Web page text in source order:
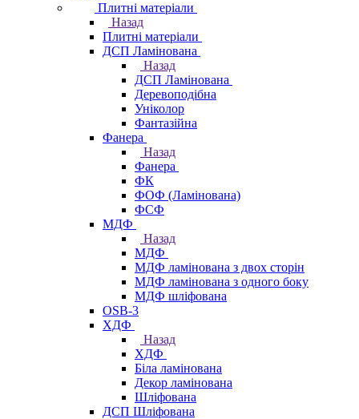
Плитні матеріали
Назад
Плитні матеріали
ДСП Ламінована
Назад
ДСП Ламінована
Деревоподібна
Уніколор
Фантазійна
Фанера
Назад
Фанера
ФК
ФОФ (Ламінована)
ФСФ
МДФ
Назад
МДФ
МДФ ламінована з двох сторін
МДФ ламінована з одного боку
МДФ шліфована
OSB-3
ХДФ
Назад
ХДФ
Біла ламінована
Декор ламінована
Шліфована
ДСП Шліфована